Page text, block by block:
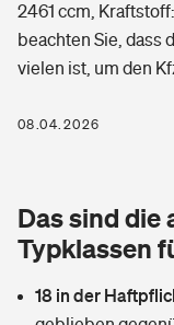
Arbeitsrechtsschutz
Zur Übersicht
Tools
Glasversicherung
Pri­vate Haft­pflicht­
Kinderinvalidität
Gesundheit
Private
Dread-Disease-
2461 ccm,
beachten Sie, dass
vielen ist, um den
08.04.2026
Das sind die
Typklassen
18 in der